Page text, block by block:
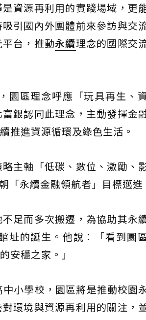
資源再利用的實踐場域，更
引國內外團體前來參訪與交
台，推動永續理念的國際交
園區理念呼應「玩具再生、
銀認同此理念，主動發揮金
推進資源循環及綠色生活。
主軸「低碳、數位、激勵、
「永續金融領航者」目標邁進
足而多次搬遷，為協助其永
址的誕生。他說：「看到園
安穩之家。」
小學校，園區將是推動校園
環境與資源再利用的關注，